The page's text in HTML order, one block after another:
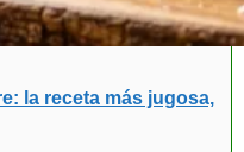
la receta más jugosa,